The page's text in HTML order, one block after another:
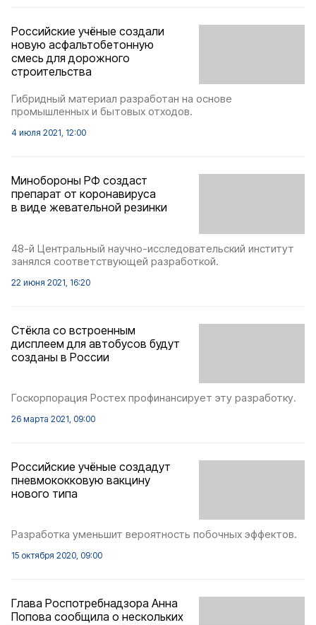
Российские учёные создали
новую асфальтобетонную
смесь для дорожного
строительства
Гибридный материал разработан на основе
промышленных и бытовых отходов.
4 июля 2021, 12:00
Минобороны РФ создаст
препарат от коронавируса
в виде жевательной резинки
48-й Центральный научно-исследовательский институт
занялся соответствующей разработкой.
22 июня 2021, 16:20
Стёкла со встроенным
дисплеем для автобусов будут
созданы в России
Госкорпорация Ростех профинансирует эту разработку.
26 марта 2021, 09:00
Российские учёные создадут
пневмококковую вакцину
нового типа
Разработка уменьшит вероятность побочных эффектов.
15 октября 2020, 09:00
Глава Роспотребнадзора Анна
Попова сообщила о нескольких